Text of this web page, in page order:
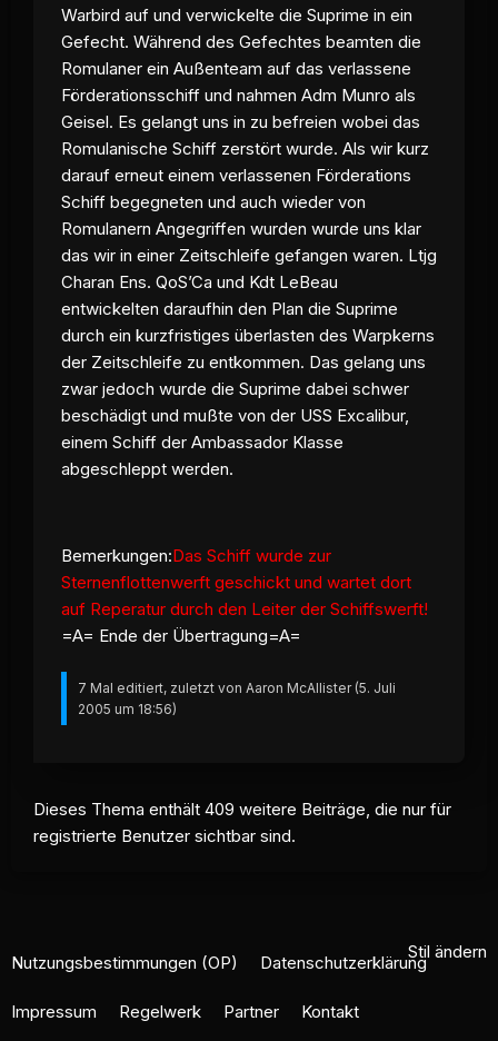
Warbird auf und verwickelte die Suprime in ein
Gefecht. Während des Gefechtes beamten die
Romulaner ein Außenteam auf das verlassene
Förderationsschiff und nahmen Adm Munro als
Geisel. Es gelangt uns in zu befreien wobei das
Romulanische Schiff zerstört wurde. Als wir kurz
darauf erneut einem verlassenen Förderations
Schiff begegneten und auch wieder von
Romulanern Angegriffen wurden wurde uns klar
das wir in einer Zeitschleife gefangen waren. Ltjg
Charan Ens. QoS’Ca und Kdt LeBeau
entwickelten daraufhin den Plan die Suprime
durch ein kurzfristiges überlasten des Warpkerns
der Zeitschleife zu entkommen. Das gelang uns
zwar jedoch wurde die Suprime dabei schwer
beschädigt und mußte von der USS Excalibur,
einem Schiff der Ambassador Klasse
abgeschleppt werden.
Bemerkungen:Das Schiff wurde zur
Sternenflottenwerft geschickt und wartet dort
auf Reperatur durch den Leiter der Schiffswerft!
=A= Ende der Übertragung=A=
7 Mal editiert, zuletzt von Aaron McAllister (5. Juli
2005 um 18:56)
Dieses Thema enthält 409 weitere Beiträge, die nur für
registrierte Benutzer sichtbar sind.
Stil ändern
Nutzungsbestimmungen (OP) Datenschutzerklärung
Impressum Regelwerk Partner Kontakt